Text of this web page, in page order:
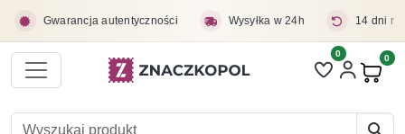
Gwarancja autentyczności Wysyłka w 24h 14 dni
Liczba pozycji
0 0